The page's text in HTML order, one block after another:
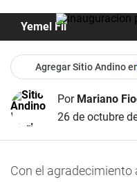
Yemel Fil
Agregar Sitio Andino
Por Mariano
26 de octubre
Con el agradecimiento